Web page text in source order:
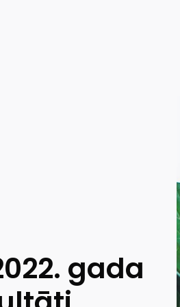
gada